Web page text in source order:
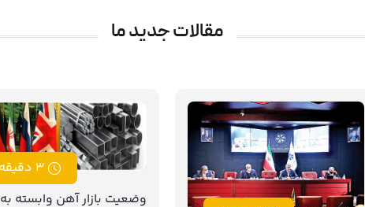
مقالات جدید ما
3 دقیقه
وضعیت بازار آهن وابسته به